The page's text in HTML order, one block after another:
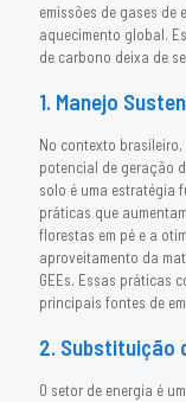
emissões de gases de
aquecimento global.
de carbono deixa de
1. Manejo
No contexto
potencial de geração
solo é uma estratégia
práticas que
florestas em pé e a
aproveitamento da
GEEs. Essas práticas
principais fontes de
2. Substituição
O setor de energia é